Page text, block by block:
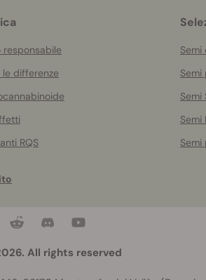
responsabile
le differenze
RQS
Semi
Semi
Semi
Semi
All rights reserved